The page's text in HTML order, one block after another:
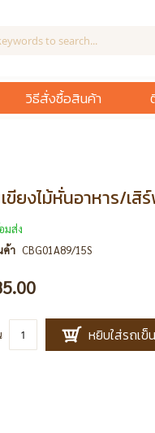
วิธีสั่งซื้อสินค้า
ขียงไม้หั่นอาหาร/เสิ
มส่ง
ค้า CBG01A89/15S
หยิบใส่รถเข็น